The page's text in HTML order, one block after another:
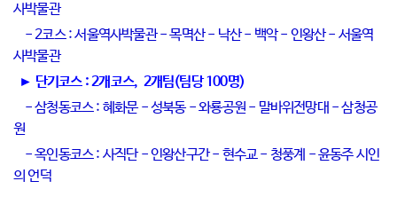
사박물관
- 2코스 : 서울역사박물관 - 목멱산 - 낙산 - 백악 - 인왕산 - 서울역
사박물관
► 단기코스 : 2개코스, 2개팀(팀당 100명)
- 삼청동코스 : 혜화문 - 성북동 - 와룡공원 - 말바위전망대 - 삼청공
원
- 옥인동코스 : 사직단 - 인왕산구간 - 현수교 - 청풍계 - 윤동주 시인
의 언덕